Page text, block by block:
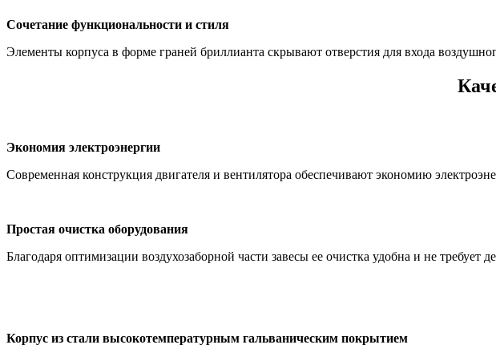
Сочетание функциональности и стиля
Элементы корпуса в форме граней бриллианта скрывают отверстия для входа
Экономия электроэнергии
Современная конструкция двигателя и вентилятора обеспечивают экономию
Простая очистка оборудования
Благодаря оптимизации воздухозаборной части завесы ее очистка удобна и не
Корпус из стали высокотемпературным гальваническим покрытием